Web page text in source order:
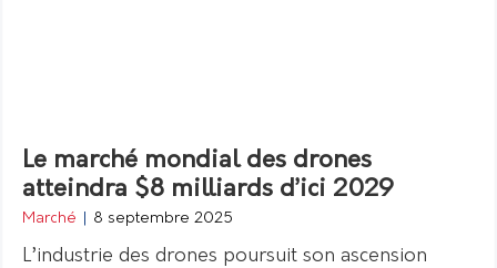
Le marché mondial des drones
atteindra $8 milliards d’ici 2029
Marché 8 septembre 2025
L’industrie des drones poursuit son ascension